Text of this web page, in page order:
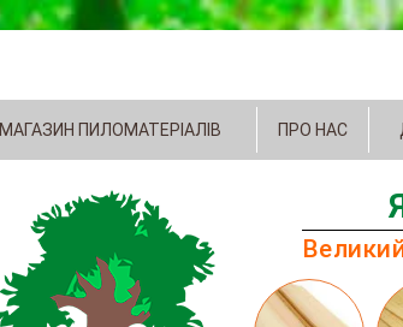
МАГАЗИН ПИЛОМАТЕРІАЛІВ ПРО НАС